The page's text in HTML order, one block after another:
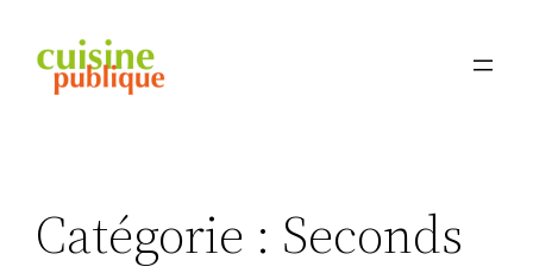
contenu
Catégorie : Seconds